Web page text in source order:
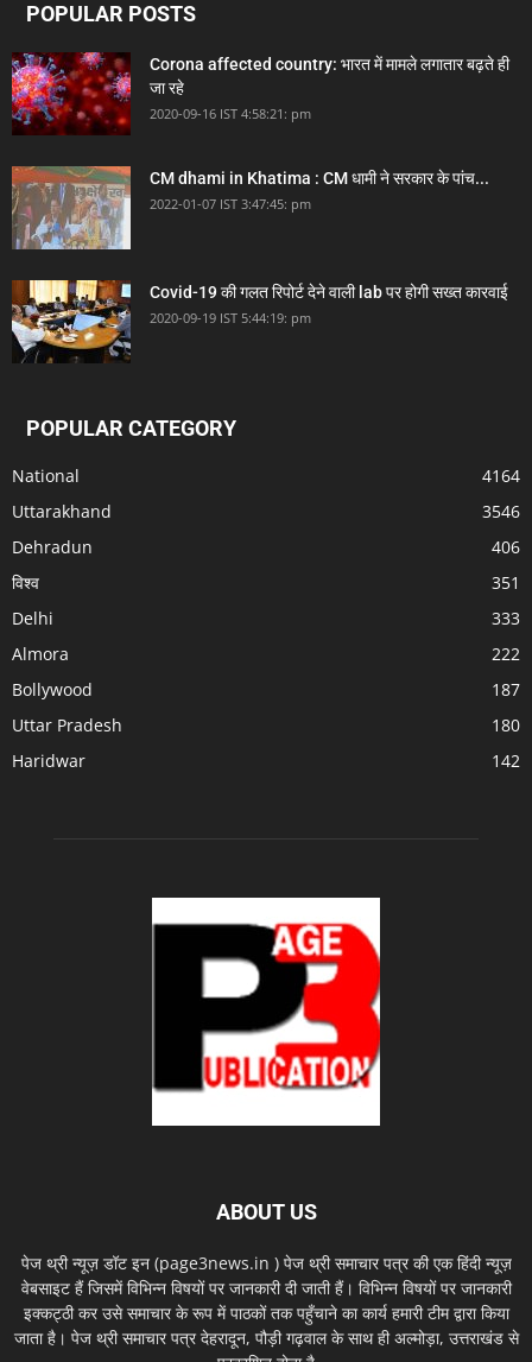
POPULAR POSTS
Corona affected country: भारत में मामले लगातार बढ़ते ही
जा रहे
2020-09-16 IST 4:58:21: pm
CM dhami in Khatima : CM धामी ने सरकार के पांच...
2022-01-07 IST 3:47:45: pm
Covid-19 की गलत रिपोर्ट देने वाली lab पर होगी सख्त कारवाई
2020-09-19 IST 5:44:19: pm
POPULAR CATEGORY
National
4164
Uttarakhand
3546
Dehradun
406
विश्व
351
Delhi
333
Almora
222
Bollywood
187
Uttar Pradesh
180
Haridwar
142
ABOUT US
पेज थ्री न्यूज़ डॉट इन (page3news.in ) पेज थ्री समाचार पत्र की एक हिंदी न्यूज़
वेबसाइट हैं जिसमें विभिन्न विषयों पर जानकारी दी जाती हैं। विभिन्न विषयों पर जानकारी
इक्कट्ठी कर उसे समाचार के रूप में पाठकों तक पहुँचाने का कार्य हमारी टीम द्वारा किया
जाता है। पेज थ्री समाचार पत्र देहरादून, पौड़ी गढ़वाल के साथ ही अल्मोड़ा, उत्तराखंड से